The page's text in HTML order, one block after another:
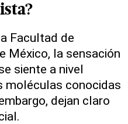
Facultad de
México, la sensación
siente a nivel
moléculas conocidas
dejan claro